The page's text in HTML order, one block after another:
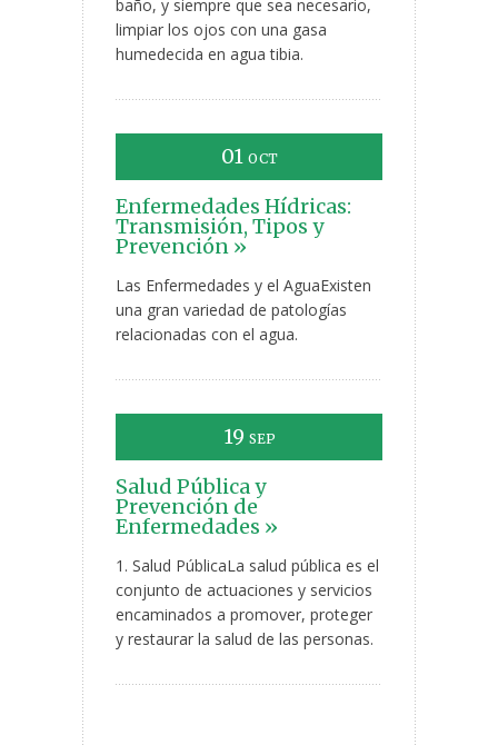
baño, y siempre que sea necesario,
limpiar los ojos con una gasa
humedecida en agua tibia.
01 OCT
Enfermedades Hídricas:
Transmisión, Tipos y
Prevención »
Las Enfermedades y el AguaExisten
una gran variedad de patologías
relacionadas con el agua.
19 SEP
Salud Pública y
Prevención de
Enfermedades »
1. Salud PúblicaLa salud pública es el
conjunto de actuaciones y servicios
encaminados a promover, proteger
y restaurar la salud de las personas.